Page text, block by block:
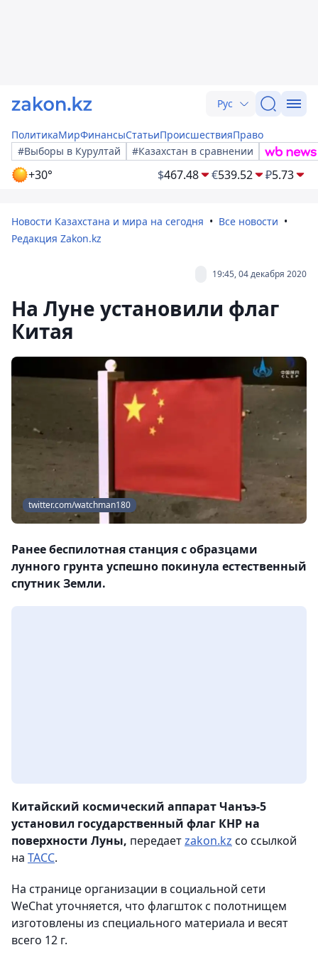
Рус
ПолитикаМирФинансыСтатьиПроисшествияПраво
#Выборы в Курултай
#Казахстан в сравнении
+30° $467.48 €539.52 ₽5.73
Новости Казахстана и мира на сегодня
Все новости
Редакция Zakon.kz
19:45, 04 декабря 2020
На Луне установили флаг
Китая
twitter.com/watchman180
Ранее беспилотная станция с образцами
лунного грунта успешно покинула естественный
спутник Земли.
Китайский космический аппарат Чанъэ-5
установил государственный флаг КНР на
поверхности Луны, передаетzakon.kz со ссылкой
на ТАСС.
На странице организации в социальной сети
WeChat уточняется, что флагшток с полотнищем
изготовлены из специального материала и весят
всего 12 г.